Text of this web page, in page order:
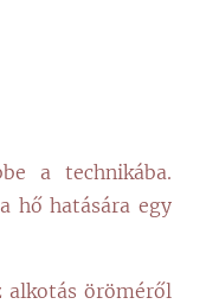
a technikába.
hő hatására egy
alkotás öröméről